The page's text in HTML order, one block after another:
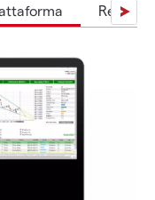
Resta